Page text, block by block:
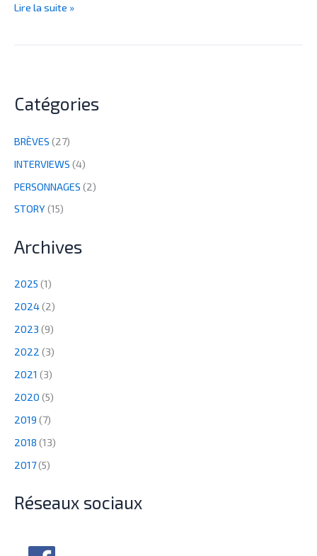
Lire la suite »
Catégories
BRÈVES (27)
INTERVIEWS (4)
PERSONNAGES (2)
STORY(15)
Archives
2025 (1)
2024(2)
2023 (9)
2022 (3)
2021 (3)
2020 (5)
2019 (7)
2018 (13)
2017(5)
Réseaux sociaux